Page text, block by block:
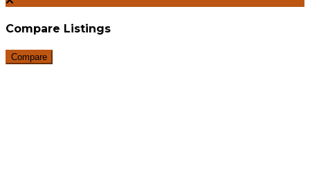
Compare Listings
Compare